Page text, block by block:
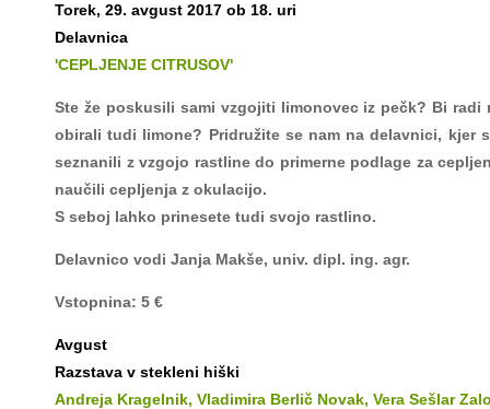
Torek, 29. avgust 2017 ob 18. uri
Delavnica
'CEPLJENJE CITRUSOV'
Ste že poskusili sami vzgojiti limonovec iz pečk? Bi radi
obirali tudi limone? Pridružite se nam na delavnici, kjer
seznanili z vzgojo rastline do primerne podlage za
naučili cepljenja z okulacijo.
S seboj lahko prinesete tudi svojo rastlino.
Delavnico vodi Janja Makše, univ. dipl. ing. agr.
Vstopnina: 5 €
Avgust
Razstava v stekleni hiški
Andreja Kragelnik, Vladimira Berlič Novak, Vera Sešlar